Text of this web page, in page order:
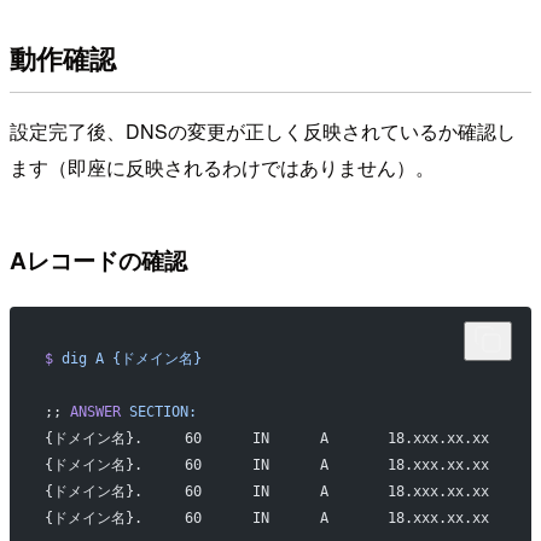
動作確認
設定完了後、DNSの変更が正しく反映されているか確認し
ます（即座に反映されるわけではありません）。
Aレコードの確認
$ dig A {ドメイン名}
;; ANSWER SECTION:
{ドメイン名}.     60      IN      A       18.xxx.xx.xx
{ドメイン名}.     60      IN      A       18.xxx.xx.xx
{ドメイン名}.     60      IN      A       18.xxx.xx.xx
{ドメイン名}.     60      IN      A       18.xxx.xx.xx